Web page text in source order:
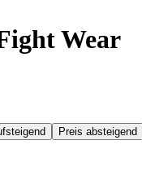
Wear
Preis absteigend